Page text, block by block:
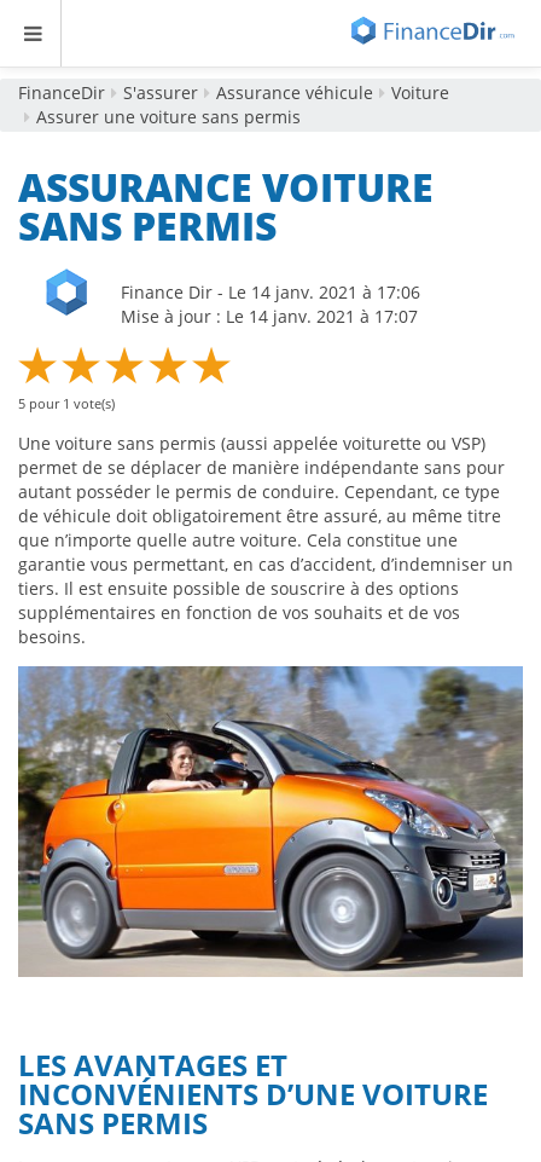
FinanceDir S'assurer Assurance véhicule
Voiture
Assurer une voiture sans permis
ASSURANCE VOITURE
SANS PERMIS
Finance Dir - Le 14 janv. 2021 à 17:06
Mise à jour : Le 14 janv. 2021 à 17:07
5 pour 1 vote(s)
Une voiture sans permis (aussi appelée voiturette ou VSP)
permet de se déplacer de manière indépendante sans pour
autant posséder le permis de conduire. Cependant, ce type
de véhicule doit obligatoirement être assuré, au même titre
que n’importe quelle autre voiture. Cela constitue une
garantie vous permettant, en cas d’accident, d’indemniser un
tiers. Il est ensuite possible de souscrire à des options
supplémentaires en fonction de vos souhaits et de vos
besoins.
LES AVANTAGES ET
INCONVÉNIENTS D’UNE VOITURE
SANS PERMIS